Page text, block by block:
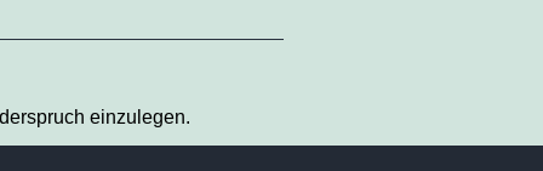
einzulegen.